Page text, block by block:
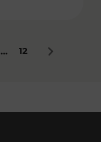
... 12 Nächstes